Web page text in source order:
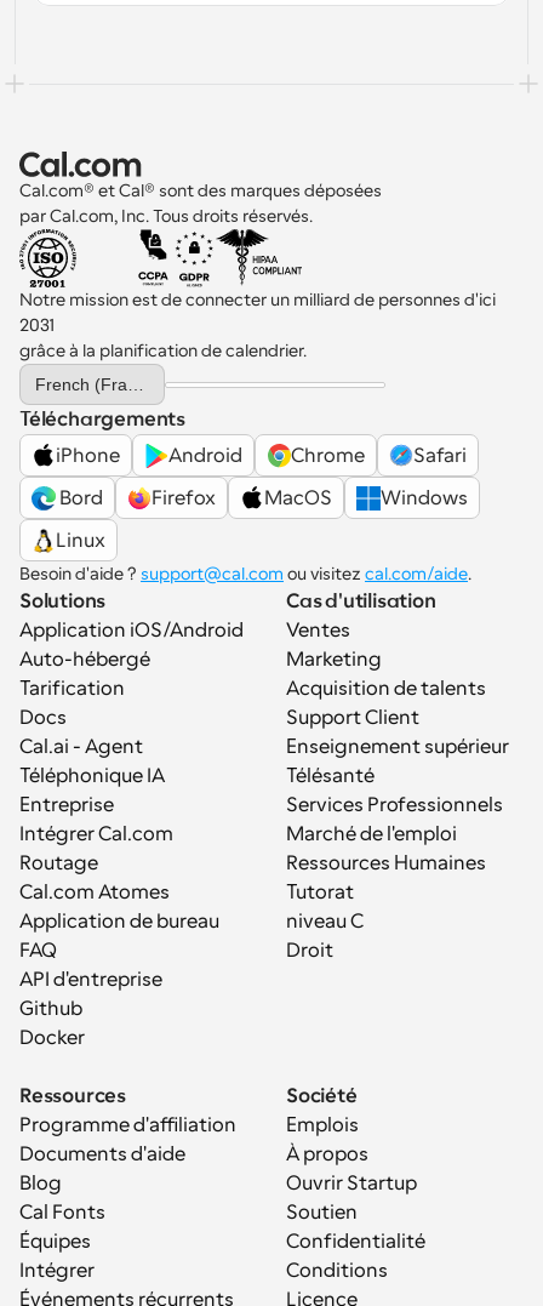
Cal.com® et Cal® sont des marques déposées
par Cal.com, Inc. Tous droits réservés.
Notre mission est de connecter un milliard de personnes d'ici
2031
grâce à la planification de calendrier.
Select Language
Téléchargements
iPhone
Android Chrome
Safari
Bord
Firefox MacOS
Windows
Linux
Besoin d'aide ? support@cal.com ou visitez cal.com/aide.
Solutions
Application iOS/Android
Auto-hébergé
Tarification
Docs
Cal.ai - Agent
Téléphonique IA
Entreprise
Intégrer Cal.com
Routage
Cal.com Atomes
Application de bureau
FAQ
API d'entreprise
Github
Docker
Cas d'utilisation
Ventes
Marketing
Acquisition de talents
Support Client
Enseignement supérieur
Télésanté
Services Professionnels
Marché de l'emploi
Ressources Humaines
Tutorat
niveau C
Droit
Ressources
Programme d'affiliation
Documents d'aide
Blog
Cal Fonts
Équipes
Intégrer
Événements récurrents
Société
Emplois
À propos
Ouvrir Startup
Soutien
Confidentialité
Conditions
Licence